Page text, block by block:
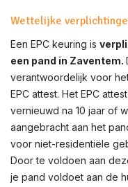
Wettelijke
Een EPC keuring is
een pand in Zaventem.
verantwoordelijk voor
EPC attest. Het EPC
vernieuwd na 10 jaar of
aangebracht aan het
voor niet-residentiële
Door te voldoen aan
je pand voldoet aan de